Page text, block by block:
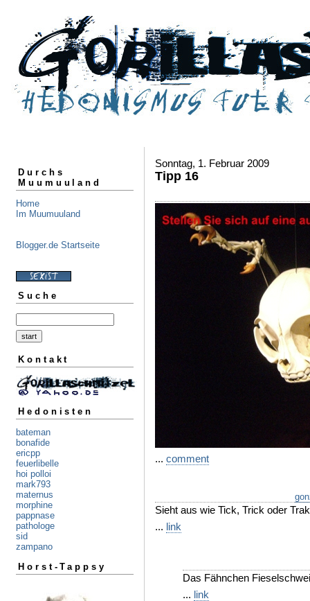
Durchs
Muumuuland
Home
Im Muumuuland
Blogger.de Startseite
Suche
Kontakt
Hedonisten
bateman
bonafide
ericpp
feuerlibelle
hoi polloi
mark793
maternus
morphine
pappnase
pathologe
sid
zampano
Horst-Tappsy
Sonntag, 1. Februar 2009
Tipp 16
... comment
Sieht aus wie Tick, Trick oder
... link
Das Fähnchen
... link